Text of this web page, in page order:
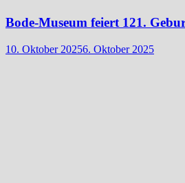
Bode-Museum feiert 121.
10. Oktober 20256. Oktober 2025